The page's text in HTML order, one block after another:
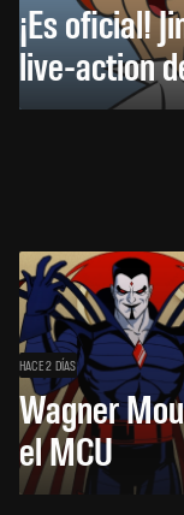
¡Es oficial!
live-action
HACE 2 DÍAS
Wagner
el MCU